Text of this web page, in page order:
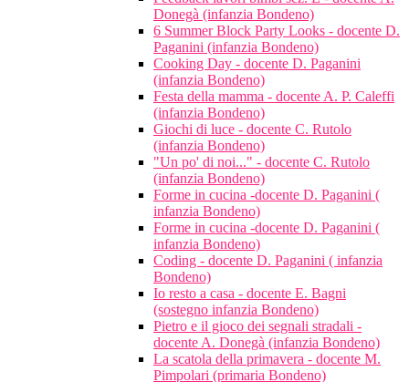
Donegà (infanzia Bondeno)
6 Summer Block Party Looks - docente D.
Paganini (infanzia Bondeno)
Cooking Day - docente D. Paganini
(infanzia Bondeno)
Festa della mamma - docente A. P. Caleffi
(infanzia Bondeno)
Giochi di luce - docente C. Rutolo
(infanzia Bondeno)
"Un po' di noi..." - docente C. Rutolo
(infanzia Bondeno)
Forme in cucina -docente D. Paganini (
infanzia Bondeno)
Forme in cucina -docente D. Paganini (
infanzia Bondeno)
Coding - docente D. Paganini ( infanzia
Bondeno)
Io resto a casa - docente E. Bagni
(sostegno infanzia Bondeno)
Pietro e il gioco dei segnali stradali -
docente A. Donegà (infanzia Bondeno)
La scatola della primavera - docente M.
Pimpolari (primaria Bondeno)